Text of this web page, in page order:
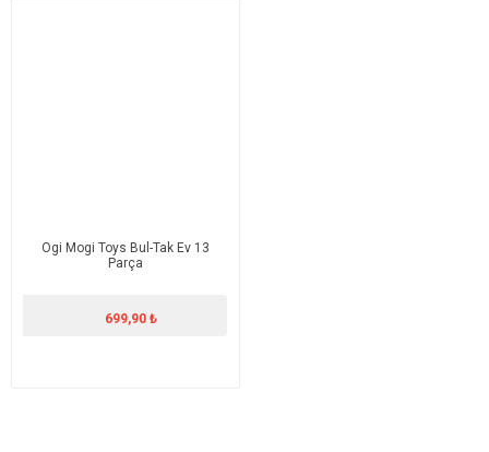
Ogi Mogi Toys Bul-Tak Ev 13
Parça
699,90 ₺